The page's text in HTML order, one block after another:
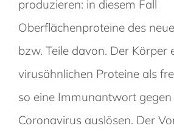
produzieren: in diesem Fall
Oberflächenproteine des
bzw. Teile davon. Der Körper
virusähnlichen Proteine als
so eine Immunantwort
Coronavirus auslösen. Der